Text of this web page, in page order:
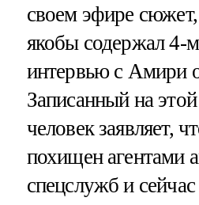
своем эфире
якобы содержал 4-
интервью с Амири
Записанный на
человек заявляет,
похищен агентами
спецслужб и